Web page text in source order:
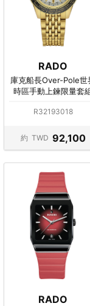
RADO
庫克船長Over-Pole世
時區手動上鍊限量套
R32193018
約 TWD 92,100
RADO